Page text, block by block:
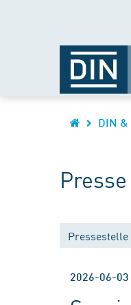
DIN
Presse
Pressestelle
2026-06-03